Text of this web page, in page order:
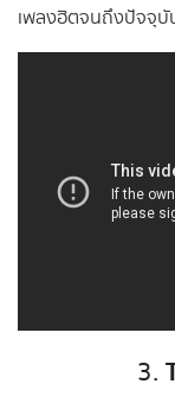
เพลงฮิตจนถึงปัจจุบั
3.